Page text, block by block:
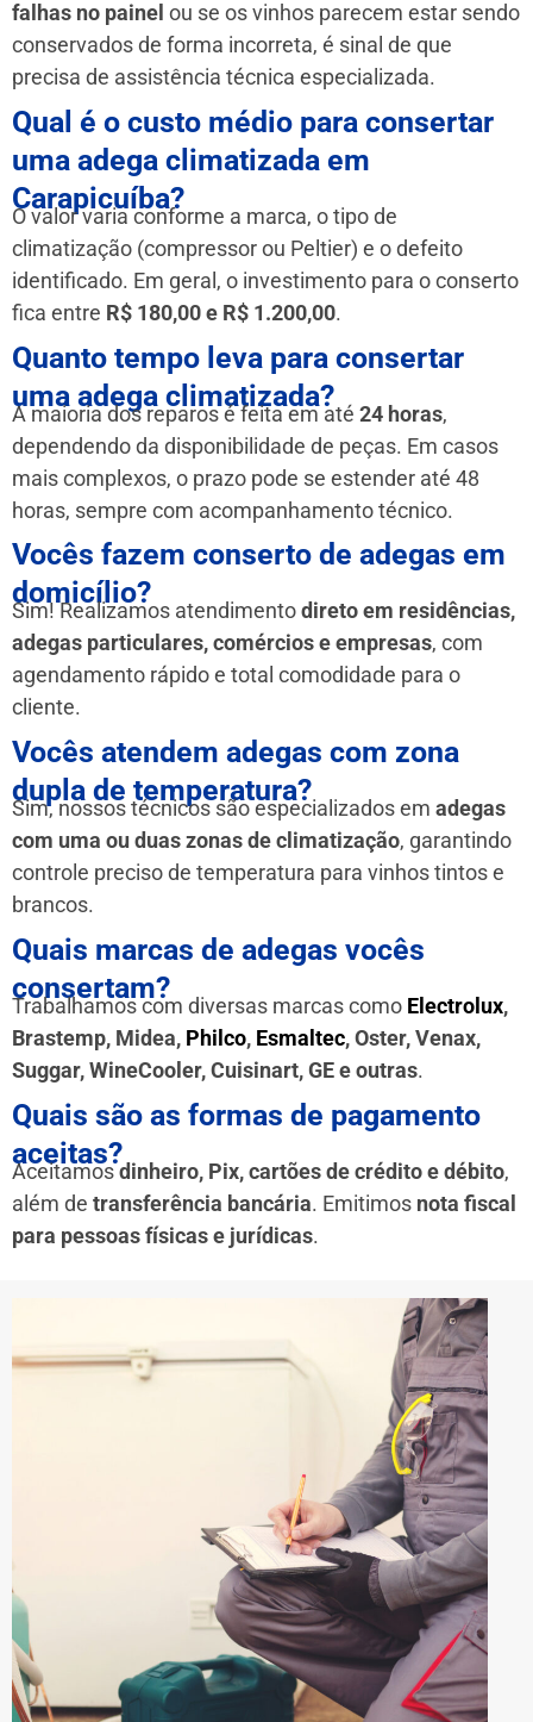
falhas no painel ou se os vinhos parecem estar sendo
conservados de forma incorreta, é sinal de que
precisa de assistência técnica especializada.
Qual é o custo médio para consertar
uma adega climatizada em
Carapicuíba?
O valor varia conforme a marca, o tipo de
climatização (compressor ou Peltier) e o defeito
identificado. Em geral, o investimento para o conserto
fica entre R$ 180,00 e R$ 1.200,00.
Quanto tempo leva para consertar
uma adega climatizada?
A maioria dos reparos é feita em até 24 horas,
dependendo da disponibilidade de peças. Em casos
mais complexos, o prazo pode se estender até 48
horas, sempre com acompanhamento técnico.
Vocês fazem conserto de adegas em
domicílio?
Sim! Realizamos atendimentodireto em residências,
adegas particulares, comércios e empresas, com
agendamento rápido e total comodidade para o
cliente.
Vocês atendem adegas com zona
dupla de temperatura?
Sim, nossos técnicos são especializados em adegas
com uma ou duas zonas de climatização, garantindo
controle preciso de temperatura para vinhos tintos e
brancos.
Quais marcas de adegas vocês
consertam?
Trabalhamos com diversas marcas como Electrolux,
Brastemp, Midea, Philco, Esmaltec, Oster, Venax,
Suggar, WineCooler, Cuisinart, GE e outras.
Quais são as formas de pagamento
aceitas?
Aceitamosdinheiro, Pix, cartões de crédito e débito,
além de transferência bancária. Emitimos nota fiscal
para pessoas físicas e jurídicas.